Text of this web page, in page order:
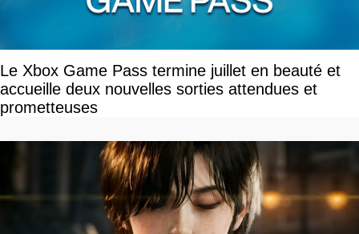
Le Xbox Game Pass termine juillet en beauté et
accueille deux nouvelles sorties attendues et
prometteuses